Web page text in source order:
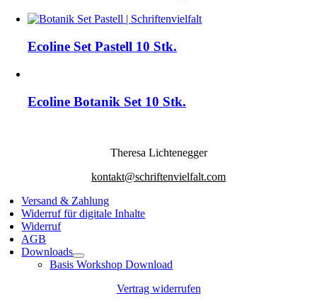
Ecoline Set Pastell 10 Stk.
Ecoline Botanik Set 10 Stk.
Theresa Lichtenegger
kontakt@schriftenvielfalt.com
Versand & Zahlung
Widerruf für digitale Inhalte
Widerruf
AGB
Downloads
Basis Workshop Download
Vertrag widerrufen